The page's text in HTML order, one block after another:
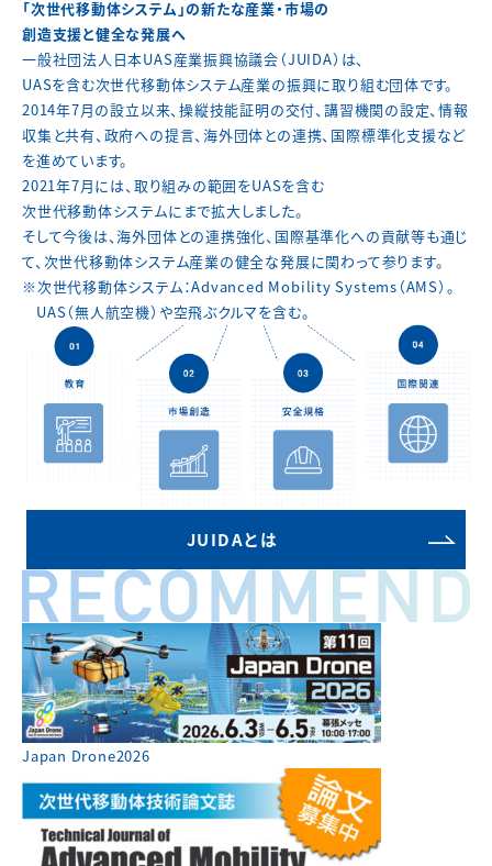
「次世代移動体システム」の新たな産業・市場の
創造支援と健全な発展へ
一般社団法人日本UAS産業振興協議会（JUIDA）は、
UASを含む次世代移動体システム産業の振興に取り組む団体です。
2014年7月の設立以来、操縦技能証明の交付、講習機関の設定、情報
収集と共有、政府への提言、海外団体との連携、 国際標準化支援など
を進めています。
2021年7月には、取り組みの範囲をUASを含む
次世代移動体システムにまで拡大しました。
そして今後は、海外団体との連携強化、国際基準化への貢献等も通じ
て、 次世代移動体システム産業の健全な発展に関わって参ります。
※次世代移動体システム：Advanced Mobility Systems（AMS）。
UAS（無人航空機）や空飛ぶクルマを含む。
JUIDAとは
Japan Drone2026